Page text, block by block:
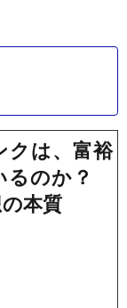
クは、富裕
るのか？
本質